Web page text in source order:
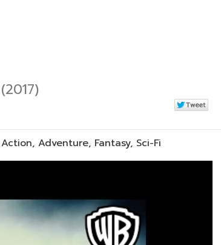
(2017)
Action, Adventure, Fantasy, Sci-Fi